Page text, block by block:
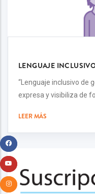
LENGUAJE
“Lenguaje inclusivo de
expresa y visibiliza de
LEER MÁS